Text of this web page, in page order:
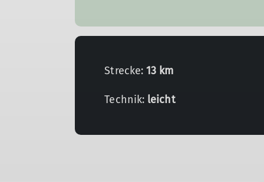
Strecke:13 km
Technik: leicht